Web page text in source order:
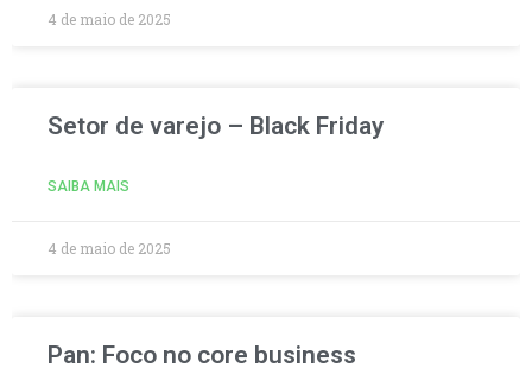
4 de maio de 2025
Setor de varejo – Black Friday
SAIBA MAIS
4 de maio de 2025
Pan: Foco no core business